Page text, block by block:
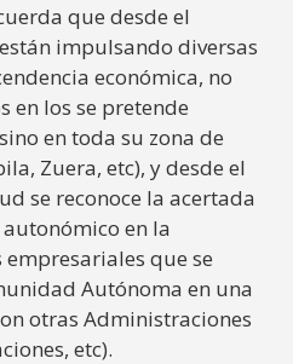
que desde el
impulsando diversas
económica, no
en los se pretende
en toda su zona de
Zuera, etc), y desde el
se reconoce la acertada
en la
que se
Autónoma en una
otras Administraciones
etc).